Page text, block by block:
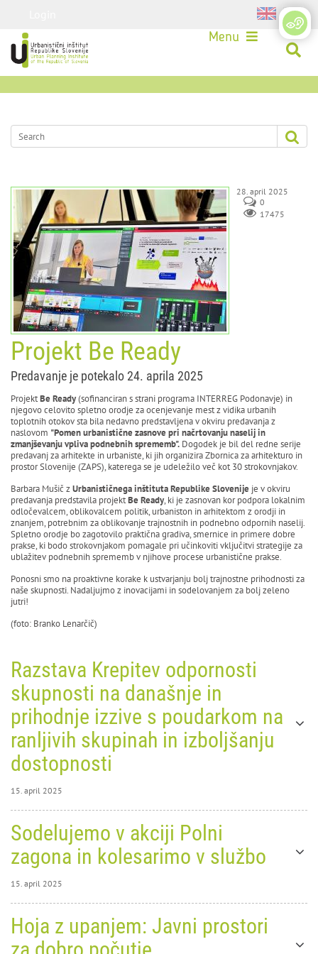
Menu
28. april 2025
0
17475
Projekt Be Ready
Predavanje je potekalo 24. aprila 2025
ProjektBe Ready(sofinanciran s strani programa INTERREG Podonavje) in
njegovo celovito spletno orodje za ocenjevanje mest z vidika urbanih
toplotnih otokov sta bila nedavno predstavljena v okviru predavanja z
naslovom "Pomen urbanistične zasnove pri načrtovanju naselij in
zmanjševanju vpliva podnebnih sprememb". Dogodek je bil del redne serije
predavanj za arhitekte in urbaniste, ki jih organizira Zbornica za arhitekturo in
prostor Slovenije (ZAPS), katerega se je udeležilo več kot 30 strokovnjakov.
Barbara Mušič zUrbanističnega inštituta Republike Slovenije je v okviru
predavanja predstavila projektBe Ready, ki je zasnovan kor podpora lokalnim
odločevalcem, oblikovalcem politik, urbaniston in arhitektom z orodji in
znanjem, potrebnim za oblikovanje trajnostnih in podnebno odpornih naselij.
Spletno orodje bo zagotovilo praktična gradiva, smernice in primere dobre
prakse, ki bodo strokovnjakom pomagale pri učinkoviti vključitvi strategije za
ublažitev podnebnih sprememb v njihove procese urbanistične prakse.
Ponosni smo na proaktivne korake k ustvarjanju bolj trajnostne prihodnosti za
naše skupnosti. Nadaljujmo z inovacijami in sodelovanjem za bolj zeleno
jutri!
(foto: Branko Lenarčič)
Razstava Krepitev odpornosti
skupnosti na današnje in
prihodnje izzive s poudarkom na
ranljivih skupinah in izboljšanju
dostopnosti
15. april 2025
Sodelujemo v akciji Polni
zagona in kolesarimo v službo
15. april 2025
15. april 2025
0
Hoja z upanjem: Javni prostori